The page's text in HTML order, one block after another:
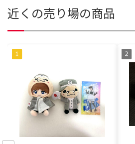
近くの売り場の商品